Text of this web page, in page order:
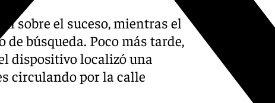
sobre el suceso, mientras el
de búsqueda. Poco más tarde,
dispositivo localizó una
circulando por la calle